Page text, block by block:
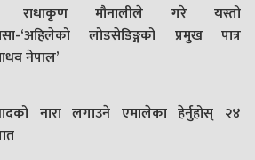
राधाकृण मौनालीले गरे यस्तो
‘अहिलेको लोडसेडिङ्गको प्रमुख पात्र
नेपाल’
नारा लगाउने एमालेका हेर्नुहोस् २४